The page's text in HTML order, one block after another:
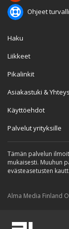
Ohjeet
Haku
Liikkeet
Pikalinkit
Asiakastuki &
Käyttöehdot
Palvelut yrityksille
Tämän palvelun
mukaisesti. Muuhun
evästeasetusten
Alma Media Finland